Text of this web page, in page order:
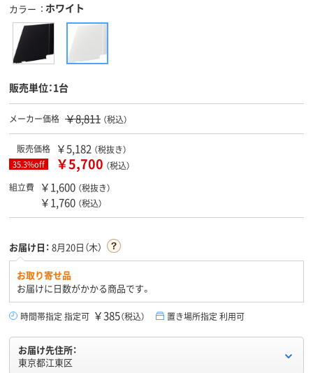
カラー ホワイト
販売単位：1台
メーカー価格 ￥8,811 （税込）
販売価格 ￥5,182 （税抜き）
35.3%off ￥5,700 （税込）
組立費
￥1,600 （税抜き）
￥1,760 （税込）
お届け日： 8月20日（木）
お取り寄せ品
お届けに日数がかかる商品です。
時間帯指定 指定可 ￥385（税込） 置き場所指定 利用可
お届け先住所：
東京都江東区